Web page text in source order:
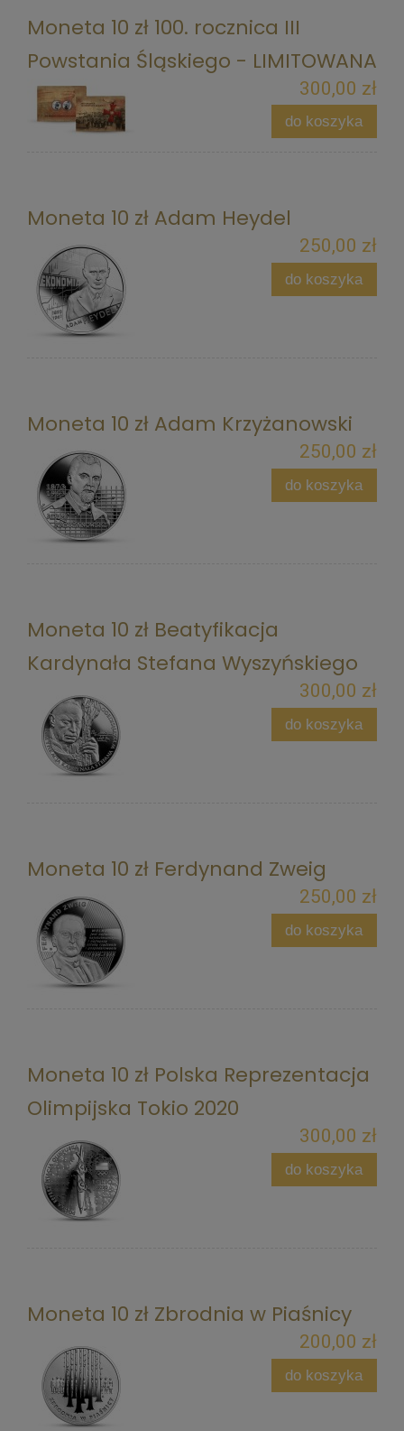
Moneta 10 zł 100. rocznica III
Powstania Śląskiego - LIMITOWANA
300,00 zł
do koszyka
Moneta 10 zł Adam Heydel
250,00 zł
do koszyka
Moneta 10 zł Adam Krzyżanowski
250,00 zł
do koszyka
Moneta 10 zł Beatyfikacja
Kardynała Stefana Wyszyńskiego
300,00 zł
do koszyka
Moneta 10 zł Ferdynand Zweig
250,00 zł
do koszyka
Moneta 10 zł Polska Reprezentacja
Olimpijska Tokio 2020
300,00 zł
do koszyka
Moneta 10 zł Zbrodnia w Piaśnicy
200,00 zł
do koszyka